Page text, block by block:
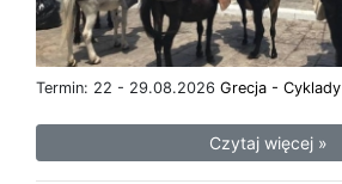
Termin: 22 - 29.08.2026 Grecja - Cyklady
Czytaj więcej »